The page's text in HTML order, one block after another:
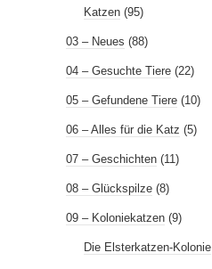
Katzen (95)
03 – Neues (88)
04 – Gesuchte Tiere (22)
05 – Gefundene Tiere (10)
06 – Alles für die Katz (5)
07 – Geschichten (11)
08 – Glückspilze (8)
09 – Koloniekatzen (9)
Die Elsterkatzen-Kolonie